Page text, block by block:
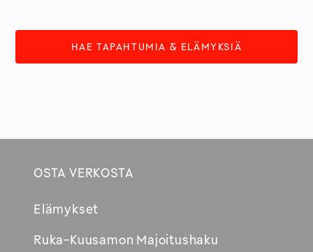
HAE TAPAHTUMIA & ELÄMYKSIÄ
OSTA VERKOSTA
Elämykset
Ruka-Kuusamon Majoitushaku